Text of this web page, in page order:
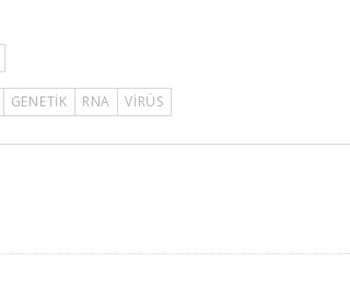
GENETIK RNA VIRÜS